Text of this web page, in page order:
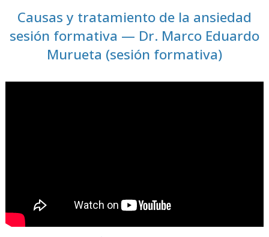
Causas y tratamiento de la ansiedad
sesión formativa — Dr. Marco Eduardo
Murueta (sesión formativa)